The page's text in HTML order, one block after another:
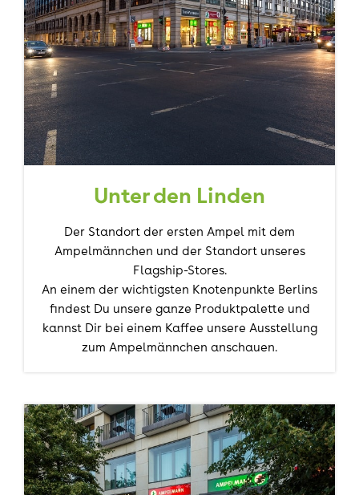
Unter den Linden
Der Standort der ersten Ampel mit dem
Ampelmännchen und der Standort unseres
Flagship-Stores.
An einem der wichtigsten Knotenpunkte Berlins
findest Du unsere ganze Produktpalette und
kannst Dir bei einem Kaffee unsere Ausstellung
zum Ampelmännchen anschauen.